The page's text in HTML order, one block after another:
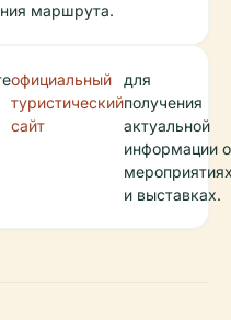
маршрута.
официальный
туристический
сайт
для
получения
актуальной
информации о
и выставках.